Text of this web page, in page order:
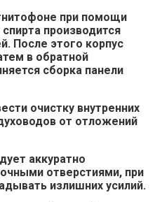
при помощи
производится
После этого корпус
в обратной
сборка панели
очистку внутренних
от отложений
аккуратно
отверстиями, при
излишних усилий.